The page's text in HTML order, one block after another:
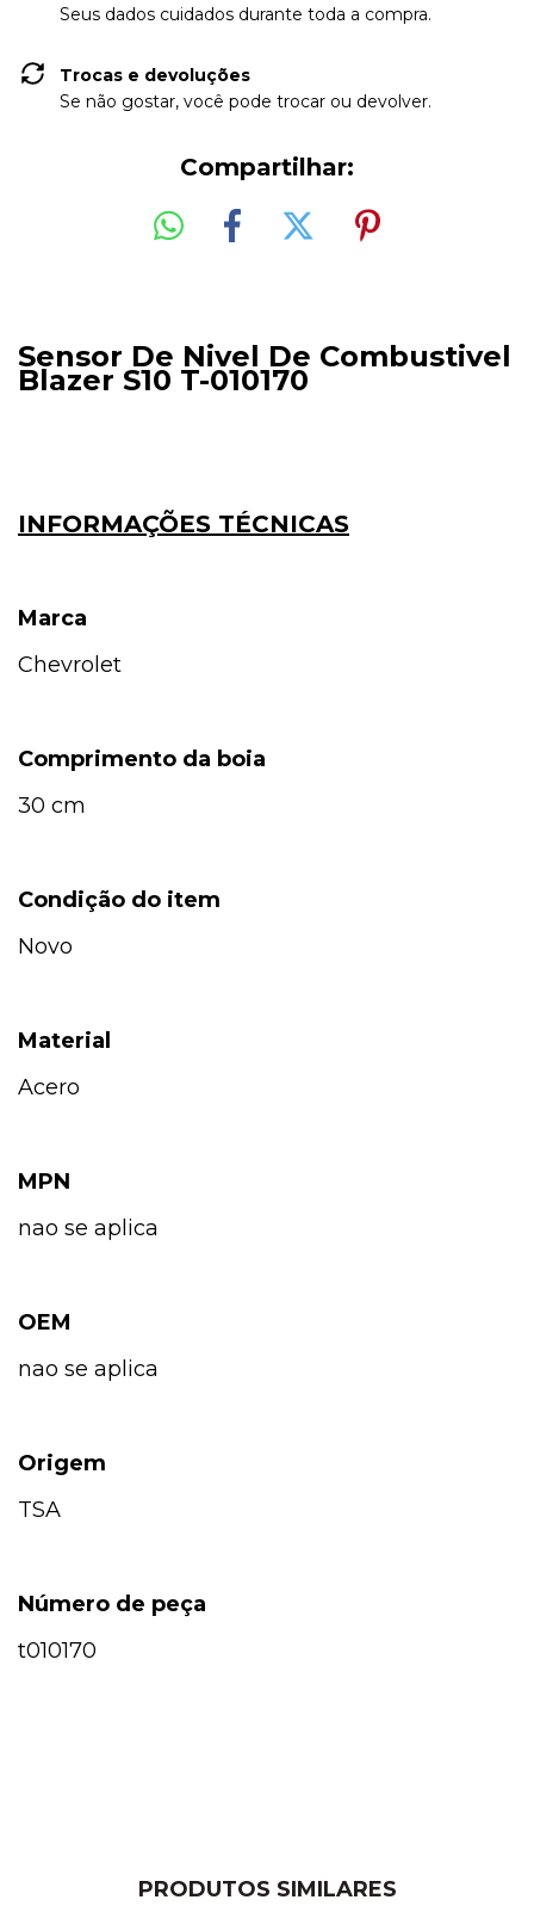
Seus dados cuidados durante toda a compra.
Trocas e devoluções
Se não gostar, você pode trocar ou devolver.
Compartilhar:
Sensor De Nivel De Combustivel
Blazer S10 T-010170
INFORMAÇÕES TÉCNICAS
Marca
Chevrolet
Comprimento da boia
30 cm
Condição do item
Novo
Material
Acero
MPN
nao se aplica
OEM
nao se aplica
Origem
TSA
Número de peça
t010170
PRODUTOS SIMILARES